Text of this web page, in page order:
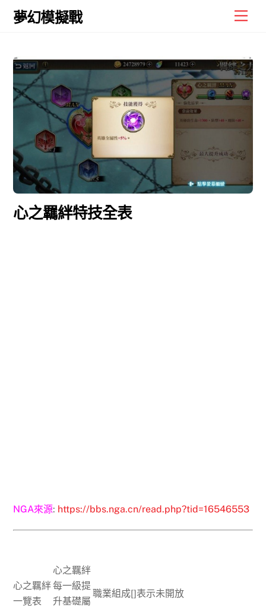
Skip
夢幻模擬戰
心之羈絆特技全表
NGA來源: https://bbs.nga.cn/read.php?tid=16546553
心之羈絆
一覽表
心之羈絆
每一級提
升基礎屬
職業組成[]表示未開放